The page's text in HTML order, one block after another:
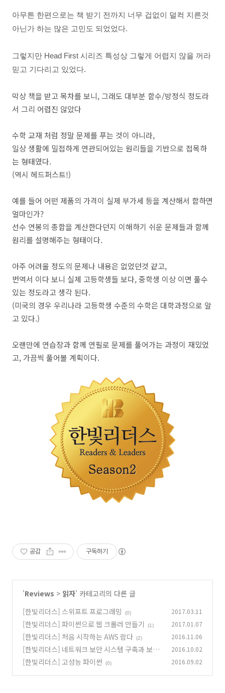
아무튼 한편으로는 책 받기 전까지 너무 겁없이 덜컥 지른것
아닌가 하는 많은 고민도 되었었다.
그렇지만 Head First 시리즈 특성상 그렇게 어렵지 않을 꺼라
믿고 기다리고 있었다.
막상 책을 받고 목차를 보니, 그래도 대부분 함수/방정식 정도라
서 그리 어렵진 않았다
수학 교재 처럼 정말 문제를 푸는 것이 아니라,
일상 생활에 밀접하게 연관되어있는 원리들을 기반으로 접목하
는 형태였다.
(역시 헤드퍼스트!)
예를 들어 어떤 제품의 가격이 실제 부가세 등을 계산해서 합하면
얼마인가?
선수 연봉의 총합을 계산한다던지 이해하기 쉬운 문제들과 함께
원리를 설명해주는 형태이다.
아주 어려울 정도의 문제나 내용은 없었던것 같고,
번역서 이다 보니 실제 고등학생들 보다, 중학생 이상 이면 풀수
있는 정도라고 생각 된다.
(미국의 경우 우리나라 고등학생 수준의 수학은 대학과정으로 알
고 있다.)
오랜만에 연습장과 함께 연필로 문제를 풀어가는 과정이 재밌었
고, 가끔씩 풀어볼 계획이다.
공감 구독하기
'Reviews > 읽자' 카테고리의 다른 글
[한빛리더스] 스위프트 프로그래밍
(0) 2017.03.11
[한빛리더스] 파이썬으로 웹 크롤러 만들기 (1) 2017.01.07
[한빛리더스] 처음 시작하는 AWS 람다 (2) 2016.11.06
[한빛리더스] 네트워크 보안 시스템 구축과 보안
관제
(0)
2016.10.02
[한빛리더스] 고성능 파이썬 (0) 2016.09.02